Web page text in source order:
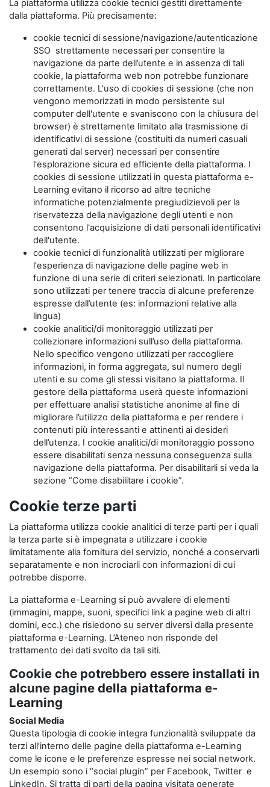
La piattaforma utilizza cookie tecnici gestiti direttamente
dalla piattaforma. Più precisamente:
cookie tecnici di sessione/navigazione/autenticazione
SSO strettamente necessari per consentire la
navigazione da parte dell’utente e in assenza di tali
cookie, la piattaforma web non potrebbe funzionare
correttamente. L'uso di cookies di sessione (che non
vengono memorizzati in modo persistente sul
computer dell'utente e svaniscono con la chiusura del
browser) è strettamente limitato alla trasmissione di
identificativi di sessione (costituiti da numeri casuali
generati dal server) necessari per consentire
l'esplorazione sicura ed efficiente della piattaforma. I
cookies di sessione utilizzati in questa piattaforma e-
Learning evitano il ricorso ad altre tecniche
informatiche potenzialmente pregiudizievoli per la
riservatezza della navigazione degli utenti e non
consentono l'acquisizione di dati personali identificativi
dell'utente.
cookie tecnici di funzionalità utilizzati per migliorare
l'esperienza di navigazione delle pagine web in
funzione di una serie di criteri selezionati. In particolare
sono utilizzati per tenere traccia di alcune preferenze
espresse dall’utente (es: informazioni relative alla
lingua)
cookie analitici/di monitoraggio utilizzati per
collezionare informazioni sull’uso della piattaforma.
Nello specifico vengono utilizzati per raccogliere
informazioni, in forma aggregata, sul numero degli
utenti e su come gli stessi visitano la piattaforma. Il
gestore della piattaforma userà queste informazioni
per effettuare analisi statistiche anonime al fine di
migliorare l’utilizzo della piattaforma e per rendere i
contenuti più interessanti e attinenti ai desideri
dell’utenza. I cookie analitici/di monitoraggio possono
essere disabilitati senza nessuna conseguenza sulla
navigazione della piattaforma. Per disabilitarli si veda la
sezione “Come disabilitare i cookie”.
Cookie terze parti
La piattaforma utilizza cookie analitici di terze parti per i quali
la terza parte si è impegnata a utilizzare i cookie
limitatamente alla fornitura del servizio, nonché a conservarli
separatamente e non incrociarli con informazioni di cui
potrebbe disporre.
La piattaforma e-Learning si può avvalere di elementi
(immagini, mappe, suoni, specifici link a pagine web di altri
domini, ecc.) che risiedono su server diversi dalla presente
piattaforma e-Learning. L’Ateneo non risponde del
trattamento dei dati svolto da tali siti.
Cookie che potrebbero essere installati in
alcune pagine della piattaforma e-
Learning
Social Media
Questa tipologia di cookie integra funzionalità sviluppate da
terzi all’interno delle pagine della piattaforma e-Learning
come le icone e le preferenze espresse nei social network.
Un esempio sono i “social plugin” per Facebook, Twitter e
LinkedIn. Si tratta di parti della pagina visitata generate